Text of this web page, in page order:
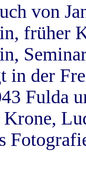
von
früher
in der
Fulda